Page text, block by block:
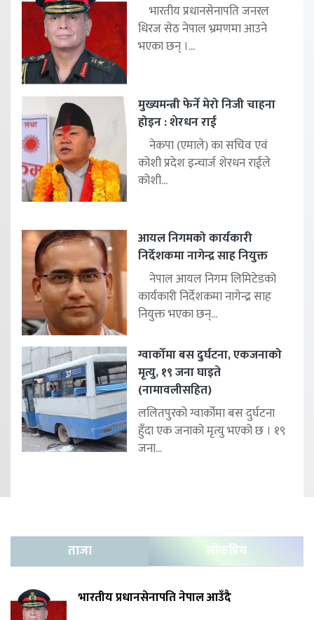
भारतीय प्रधानसेनापति जनरल
धिरज सेठ नेपाल भ्रमणमा आउने
भएका छन् ।...
मुख्यमन्त्री फेर्ने मेरो निजी चाहना
होइन : शेरधन राई
नेकपा (एमाले) का सचिव एवं
कोशी प्रदेश इन्चार्ज शेरधन राईले
कोशी...
आयल निगमको कार्यकारी
निर्देशकमा नागेन्द्र साह नियुक्त
नेपाल आयल निगम लिमिटेडको
कार्यकारी निर्देशकमा नागेन्द्र साह
नियुक्त भएका छन्...
ग्वार्कोमा बस दुर्घटना, एकजनाको
मृत्यु, १९ जना घाइते
(नामावलीसहित)
ललितपुरको ग्वार्कोमा बस दुर्घटना
हुँदा एक जनाको मृत्यु भएको छ । १९
जना...
ताजा लोकप्रिय
भारतीय प्रधानसेनापति नेपाल आउँदै